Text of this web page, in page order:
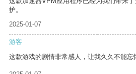
护。
2025-01-07
游客
这款游戏的剧情非常感人，让我久久不能忘